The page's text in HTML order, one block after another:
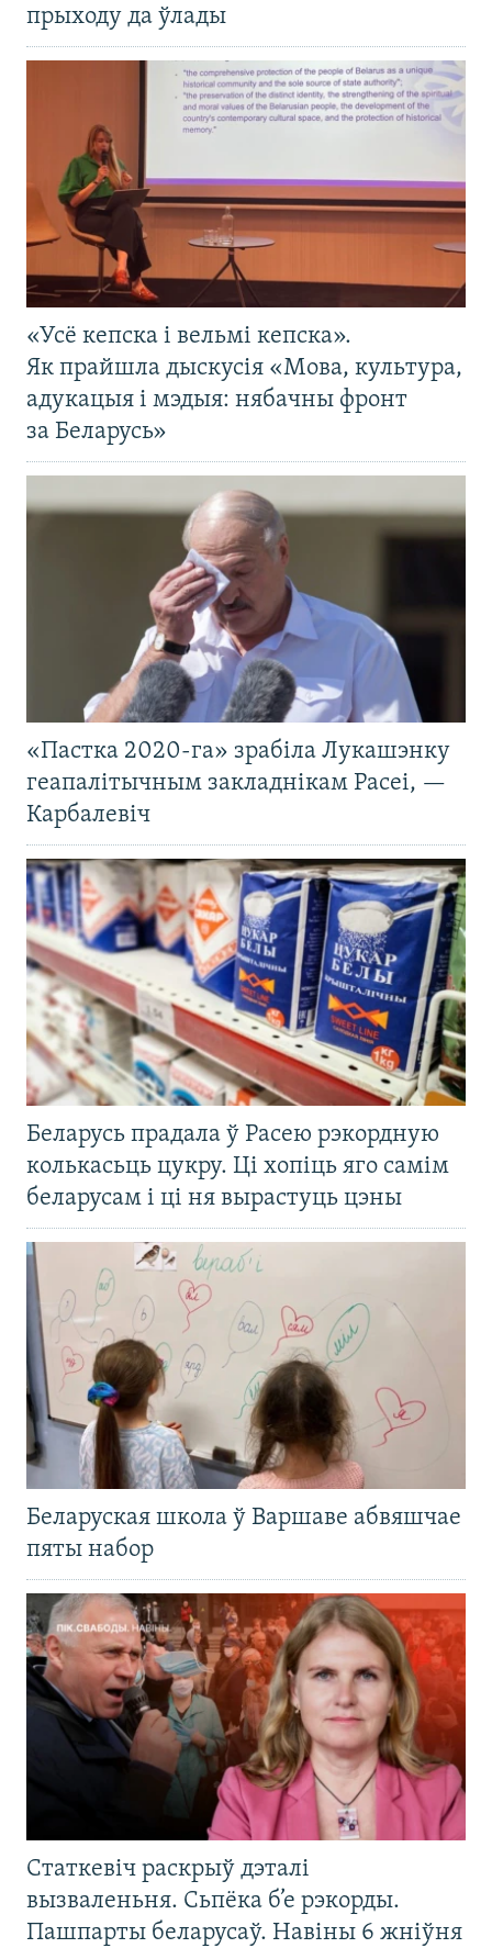
прыходу да ўлады
«Усё кепска і вельмі кепска».
Як прайшла дыскусія «Мова, культура,
адукацыя і мэдыя: нябачны фронт
за Беларусь»
«Пастка 2020-га» зрабіла Лукашэнку
геапалітычным закладнікам Расеі, —
Карбалевіч
Беларусь прадала ў Расею рэкордную
колькасьць цукру. Ці хопіць яго самім
беларусам і ці ня вырастуць цэны
Беларуская школа ў Варшаве абвяшчае
пяты набор
Статкевіч раскрыў дэталі
вызваленьня. Сьпёка б’е рэкорды.
Пашпарты беларусаў. Навіны 6 жніўня